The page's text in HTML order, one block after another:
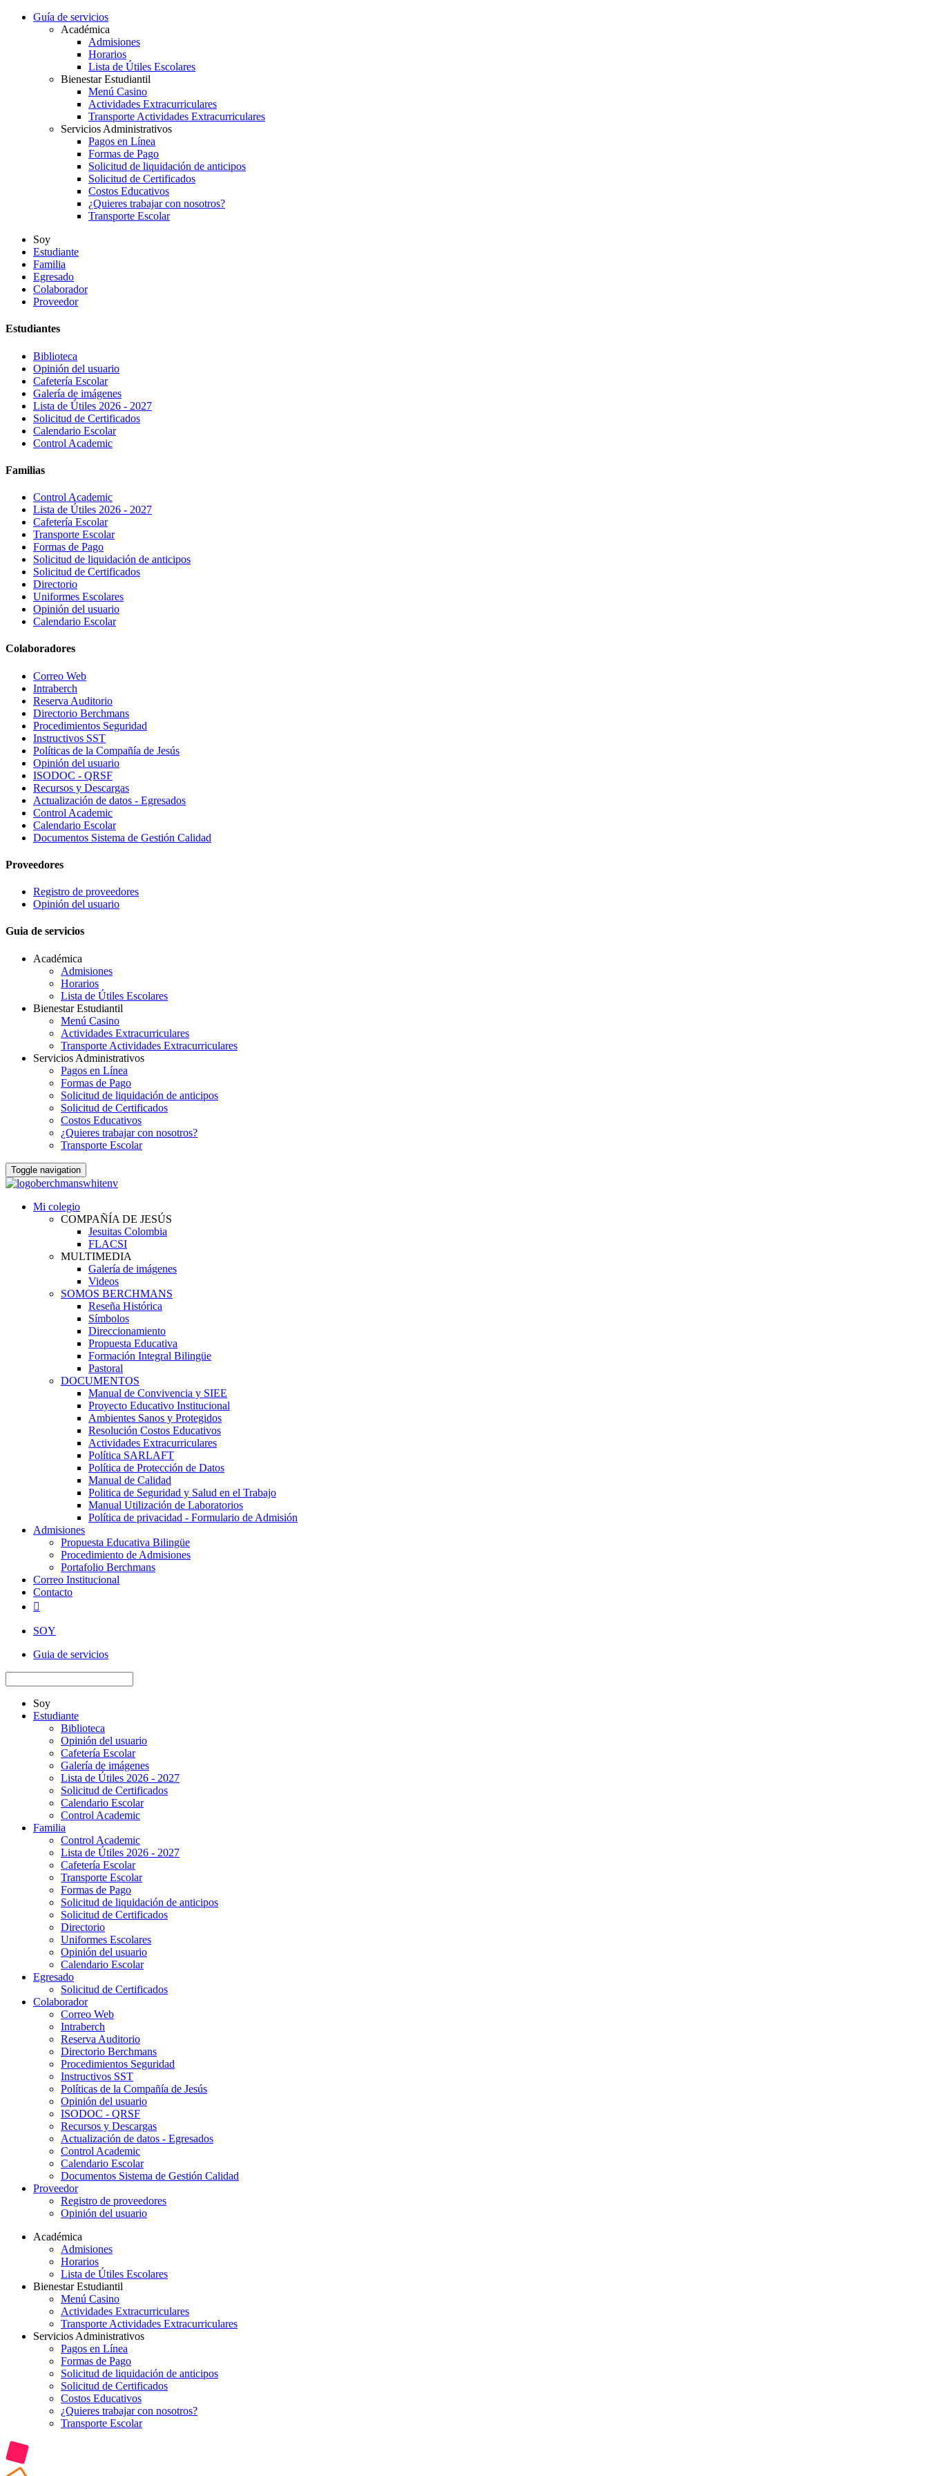
Guía de servicios
Académica
Admisiones
Horarios
Lista de Útiles Escolares
Bienestar Estudiantil
Menú Casino
Actividades Extracurriculares
Transporte Actividades Extracurriculares
Servicios Administrativos
Pagos en Línea
Formas de Pago
Solicitud de liquidación de anticipos
Solicitud de Certificados
Costos Educativos
¿Quieres trabajar con nosotros?
Transporte Escolar
Soy
Estudiante
Familia
Egresado
Colaborador
Proveedor
Estudiantes
Biblioteca
Opinión del usuario
Cafetería Escolar
Galería de imágenes
Lista de Útiles 2026 - 2027
Solicitud de Certificados
Calendario Escolar
Control Academic
Familias
Control Academic
Lista de Útiles 2026 - 2027
Cafetería Escolar
Transporte Escolar
Formas de Pago
Solicitud de liquidación de anticipos
Solicitud de Certificados
Directorio
Uniformes Escolares
Opinión del usuario
Calendario Escolar
Colaboradores
Correo Web
Intraberch
Reserva Auditorio
Directorio Berchmans
Procedimientos Seguridad
Instructivos SST
Políticas de la Compañía de Jesús
Opinión del usuario
ISODOC - QRSF
Recursos y Descargas
Actualización de datos - Egresados
Control Academic
Calendario Escolar
Documentos Sistema de Gestión Calidad
Proveedores
Registro de proveedores
Opinión del usuario
Guia de servicios
Académica
Admisiones
Horarios
Lista de Útiles Escolares
Bienestar Estudiantil
Menú Casino
Actividades Extracurriculares
Transporte Actividades Extracurriculares
Servicios Administrativos
Pagos en Línea
Formas de Pago
Solicitud de liquidación de anticipos
Solicitud de Certificados
Costos Educativos
¿Quieres trabajar con nosotros?
Transporte Escolar
Toggle navigation
Mi colegio
COMPAÑÍA DE JESÚS
Jesuitas Colombia
FLACSI
MULTIMEDIA
Galería de imágenes
Videos
SOMOS BERCHMANS
Reseña Histórica
Símbolos
Direccionamiento
Propuesta Educativa
Formación Integral Bilingüe
Pastoral
DOCUMENTOS
Manual de Convivencia y SIEE
Proyecto Educativo Institucional
Ambientes Sanos y Protegidos
Resolución Costos Educativos
Actividades Extracurriculares
Política SARLAFT
Política de Protección de Datos
Manual de Calidad
Politica de Seguridad y Salud en el Trabajo
Manual Utilización de Laboratorios
Política de privacidad - Formulario de Admisión
Admisiones
Propuesta Educativa Bilingüe
Procedimiento de Admisiones
Portafolio Berchmans
Correo Institucional
Contacto

SOY
Guia de servicios
Soy
Estudiante
Biblioteca
Opinión del usuario
Cafetería Escolar
Galería de imágenes
Lista de Útiles 2026 - 2027
Solicitud de Certificados
Calendario Escolar
Control Academic
Familia
Control Academic
Lista de Útiles 2026 - 2027
Cafetería Escolar
Transporte Escolar
Formas de Pago
Solicitud de liquidación de anticipos
Solicitud de Certificados
Directorio
Uniformes Escolares
Opinión del usuario
Calendario Escolar
Egresado
Solicitud de Certificados
Colaborador
Correo Web
Intraberch
Reserva Auditorio
Directorio Berchmans
Procedimientos Seguridad
Instructivos SST
Políticas de la Compañía de Jesús
Opinión del usuario
ISODOC - QRSF
Recursos y Descargas
Actualización de datos - Egresados
Control Academic
Calendario Escolar
Documentos Sistema de Gestión Calidad
Proveedor
Registro de proveedores
Opinión del usuario
Académica
Admisiones
Horarios
Lista de Útiles Escolares
Bienestar Estudiantil
Menú Casino
Actividades Extracurriculares
Transporte Actividades Extracurriculares
Servicios Administrativos
Pagos en Línea
Formas de Pago
Solicitud de liquidación de anticipos
Solicitud de Certificados
Costos Educativos
¿Quieres trabajar con nosotros?
Transporte Escolar